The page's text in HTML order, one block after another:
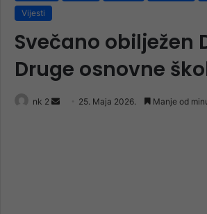
Vijesti
Svečano obilježen
Druge osnovne
nk 2
Send 25. Maja 2026. Manje od